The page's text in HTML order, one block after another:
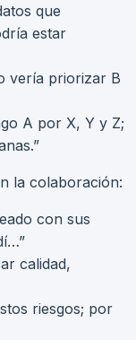
que
estar
vería priorizar B
A por X, Y y Z;
la colaboración:
con sus
calidad,
riesgos; por